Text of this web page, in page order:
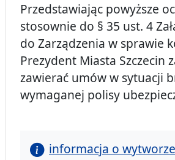
Przedstawiając powyższe
stosownie do § 35 ust. 4
do Zarządzenia w sprawie
Prezydent Miasta Szczecin
zawierać umów w sytuacji
wymaganej polisy
informacja o